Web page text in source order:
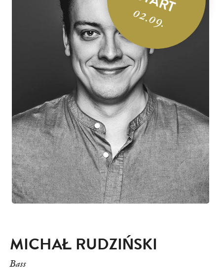
02.09.
MICHAŁ RUDZIŃSKI
Bass